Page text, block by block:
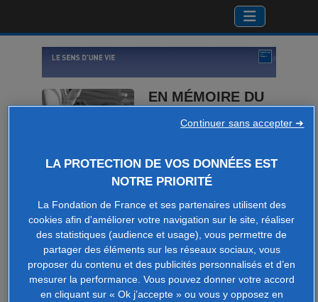
EN MÉMOIRE DU
DR ROGER
BERANGER
Faire un don
LA PROTECTION DE VOS DONNÉES EST
NOTRE PRIORITÉ
La Fondation de France et ses partenaires utilisent des
cookies afin d'améliorer votre navigation sur le site, réaliser
des statistiques (audience et usage), vous permettre de
partager des éléments sur les réseaux sociaux, vous
proposer du contenu et des publicités personnalisés et d’en
mesurer la performance. Vous pouvez donner votre accord
en cliquant sur « Ok j’accepte » ou vous y opposez en
Continuer sans accepter ➜